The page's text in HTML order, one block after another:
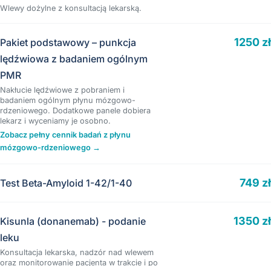
Wlewy dożylne z konsultacją lekarską.
Pakiet podstawowy – punkcja
lędźwiowa z badaniem ogólnym
PMR
Nakłucie lędźwiowe z pobraniem i
badaniem ogólnym płynu mózgowo-
rdzeniowego. Dodatkowe panele dobiera
lekarz i wyceniamy je osobno.
Zobacz pełny cennik badań z płynu
mózgowo-rdzeniowego →
1250 zł
Test Beta-Amyloid 1-42/1-40 749 zł
Kisunla (donanemab) - podanie
leku
Konsultacja lekarska, nadzór nad wlewem
oraz monitorowanie pacjenta w trakcie i po
1350 zł